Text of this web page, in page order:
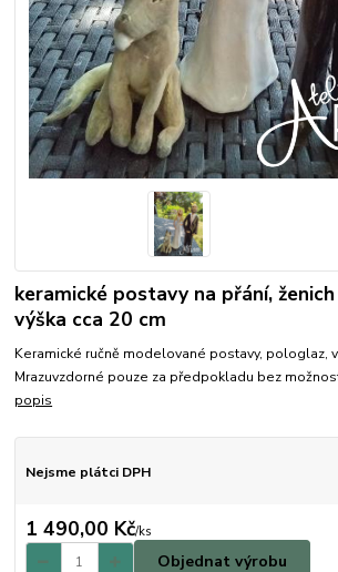
keramické postavy na přání,
výška cca 20 cm
Keramické ručně modelované postavy, pologlaz,
Mrazuvzdorné pouze za předpokladu bez
popis
Nejsme plátci DPH
1 490,00 Kč/ks
Objednat výrobu